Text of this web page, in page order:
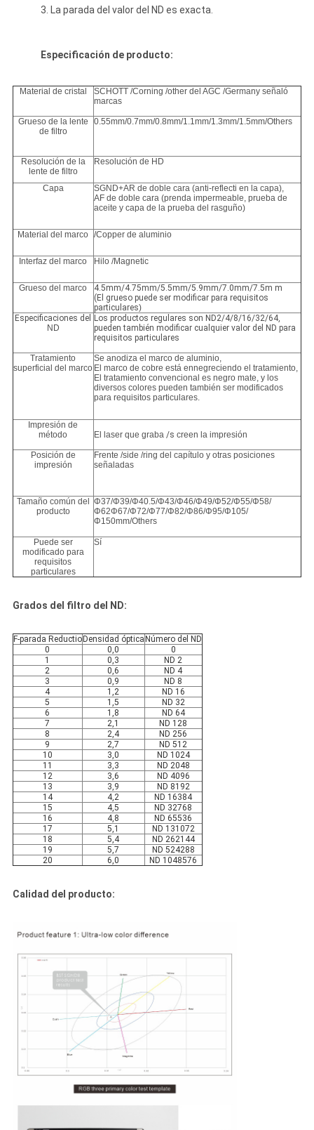
3. La parada del valor del ND es exacta.
Especificación de producto:
Material de cristal
SCHOTT /Corning /other del AGC /Germany señaló
marcas
Grueso de la lente
de filtro
0.55mm/0.7mm/0.8mm/1.1mm/1.3mm/1.5mm/Others
Resolución de la
lente de filtro
Resolución de HD
Capa
SGND+AR de doble cara (anti-reflecti en la capa),
AF de doble cara (prenda impermeable, prueba de
aceite y capa de la prueba del rasguño)
Material del marco /Copper de aluminio
Interfaz del marco Hilo /Magnetic
Grueso del marco
4.5mm/4.75mm/5.5mm/5.9mm/7.0mm/7.5m m
(El grueso puede ser modificar para requisitos
particulares)
Especificaciones del
ND
Los productos regulares son ND2/4/8/16/32/64,
pueden también modificar cualquier valor del ND para
requisitos particulares
Tratamiento
superficial del marco
Se anodiza el marco de aluminio,
El marco de cobre está ennegreciendo el tratamiento,
El tratamiento convencional es negro mate, y los
diversos colores pueden también ser modificados
para requisitos particulares.
Impresión de
método
El laser que graba/s creen la impresión
Posición de
impresión
Frente /side /ring del capítulo y otras posiciones
señaladas
Tamaño común del
producto
Φ37/Φ39/Φ40.5/Φ43/Φ46/Φ49/Φ52/Φ55/Φ58/
Φ62Φ67/Φ72/Φ77/Φ82/Φ86/Φ95/Φ105/
Φ150mm/Others
Puede ser
modificado para
requisitos
particulares
Sí
Grados del filtro del ND:
F-parada Reductio Densidad óptica Número del ND
0
0,0
0
1
0,3
ND 2
2
0,6
ND 4
3
0,9
ND 8
4
1,2
ND 16
5
1,5
ND 32
6
1,8
ND 64
7
2,1
ND 128
8
2,4
ND 256
9
2,7
ND 512
10
3,0
ND 1024
11
3,3
ND 2048
12
3,6
ND 4096
13
3,9
ND 8192
14
4,2
ND 16384
15
4,5
ND 32768
16
4,8
ND 65536
17
5,1
ND 131072
18
5,4
ND 262144
19
5,7
ND 524288
20
6,0 ND 1048576
Calidad del producto: